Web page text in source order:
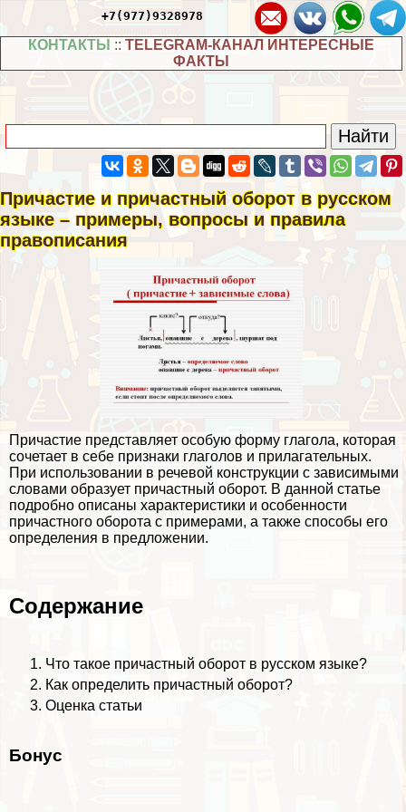
+7(977)9328978
КОНТАКТЫ :: TELEGRAM-КАНАЛ ИНТЕРЕСНЫЕ
ФАКТЫ
Причастие и причастный оборот в русском
языке – примеры, вопросы и правила
правописания
Причастие представляет особую форму глагола, которая
сочетает в себе признаки глаголов и прилагательных.
При использовании в речевой конструкции с зависимыми
словами образует причастный оборот. В данной статье
подробно описаны хаpaктеристики и особенности
причастного оборота с примерами, а также способы его
определения в предложении.
Содержание
Что такое причастный оборот в русском языке?
Как определить причастный оборот?
Оценка статьи
Бонус